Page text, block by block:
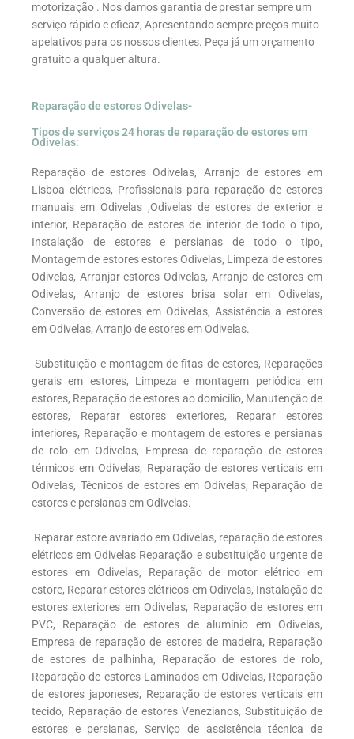
motorização . Nos damos garantia de prestar sempre um
serviço rápido e eficaz, Apresentando sempre preços muito
apelativos para os nossos clientes. Peça já um orçamento
gratuito a qualquer altura.
Reparação de estores Odivelas-
Tipos de serviços 24 horas de reparação de estores em
Odivelas:
Reparação de estores Odivelas, Arranjo de estores em
Lisboa elétricos, Profissionais para reparação de estores
manuais em Odivelas ,Odivelas de estores de exterior e
interior, Reparação de estores de interior de todo o tipo,
Instalação de estores e persianas de todo o tipo,
Montagem de estores estores Odivelas, Limpeza de estores
Odivelas, Arranjar estores Odivelas, Arranjo de estores em
Odivelas, Arranjo de estores brisa solar em Odivelas,
Conversão de estores em Odivelas, Assistência a estores
em Odivelas, Arranjo de estores em Odivelas.
Substituição e montagem de fitas de estores, Reparações
gerais em estores, Limpeza e montagem periódica em
estores, Reparação de estores ao domicílio, Manutenção de
estores, Reparar estores exteriores, Reparar estores
interiores, Reparação e montagem de estores e persianas
de rolo em Odivelas, Empresa de reparação de estores
térmicos em Odivelas, Reparação de estores verticais em
Odivelas, Técnicos de estores em Odivelas, Reparação de
estores e persianas em Odivelas.
Reparar estore avariado em Odivelas, reparação de estores
elétricos em Odivelas Reparação e substituição urgente de
estores em Odivelas, Reparação de motor elétrico em
estore, Reparar estores elétricos em Odivelas, Instalação de
estores exteriores em Odivelas, Reparação de estores em
PVC, Reparação de estores de alumínio em Odivelas,
Empresa de reparação de estores de madeira, Reparação
de estores de palhinha, Reparação de estores de rolo,
Reparação de estores Laminados em Odivelas, Reparação
de estores japoneses, Reparação de estores verticais em
tecido, Reparação de estores Venezianos, Substituição de
estores e persianas, Serviço de assistência técnica de